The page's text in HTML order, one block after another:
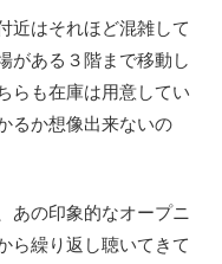
はそれほど混雑して
がある３階まで移動し
らも在庫は用意してい
るか想像出来ないの
あの印象的なオープニ
ら繰り返し聴いてきて